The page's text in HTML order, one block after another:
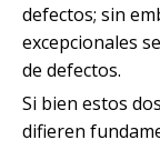
defectos; sin
excepcionales
de defectos.
Si bien estos
difieren